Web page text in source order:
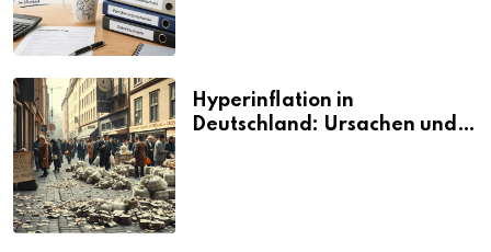
Hyperinflation in
Deutschland: Ursachen und